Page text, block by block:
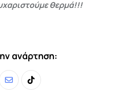
θερμά!!!
ανάρτηση:
ShareTiktok